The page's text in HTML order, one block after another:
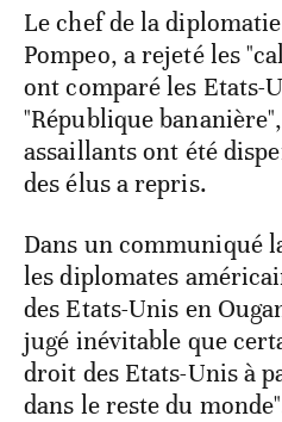
Le chef de la
Pompeo, a rejeté les
ont comparé les Etats-
"République
assaillants ont été
des élus a repris.
Dans un communiqué
les diplomates
des Etats-Unis en
jugé inévitable que
droit des Etats-Unis à
dans le reste du